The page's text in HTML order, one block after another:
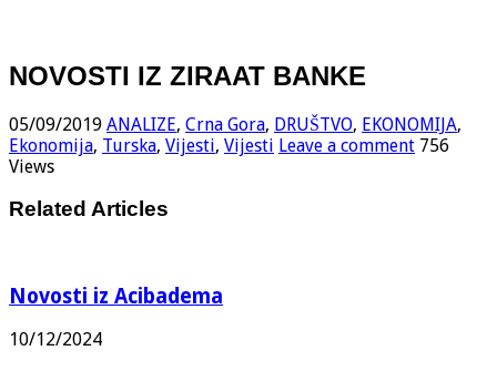
NOVOSTI IZ ZIRAAT BANKE
05/09/2019 ANALIZE, Crna Gora, DRUŠTVO, EKONOMIJA,
Ekonomija, Turska, Vijesti, Vijesti Leave a comment 756
Views
Related Articles
Novosti iz Acibadema
10/12/2024